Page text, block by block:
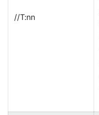
//T:nn